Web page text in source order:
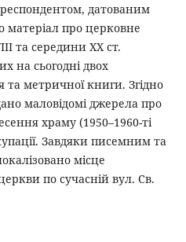
датованим
матеріал про церковне
та середини ХХ ст.
на сьогодні двох
та метричної книги. Згідно
маловідомі джерела про
храму (1950–1960-ті
Завдяки писемним та
місце
по сучасній вул. Св.